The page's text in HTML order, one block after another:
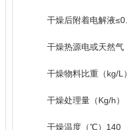
干燥后附着电解液
干燥热源电或天然气
干燥物料比重（kg/
干燥处理量（Kg/h）
干燥温度（℃）140